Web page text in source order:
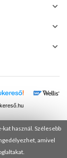
használ. Szélesebb
amivel
Kft.